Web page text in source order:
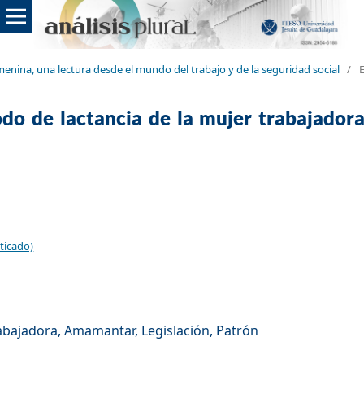
una lectura desde el mundo del trabajo y de la seguridad social /
de lactancia de la mujer
Amamantar, Legislación, Patrón